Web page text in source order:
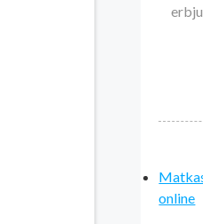
online